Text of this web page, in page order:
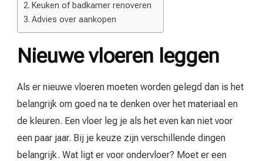
Keuken of badkamer renoveren
Advies over aankopen
Nieuwe vloeren leggen
Als er nieuwe vloeren moeten worden gelegd dan is het
belangrijk om goed na te denken over het materiaal en
de kleuren. Een vloer leg je als het even kan niet voor
een paar jaar. Bij je keuze zijn verschillende dingen
belangrijk. Wat ligt er voor ondervloer? Moet er een